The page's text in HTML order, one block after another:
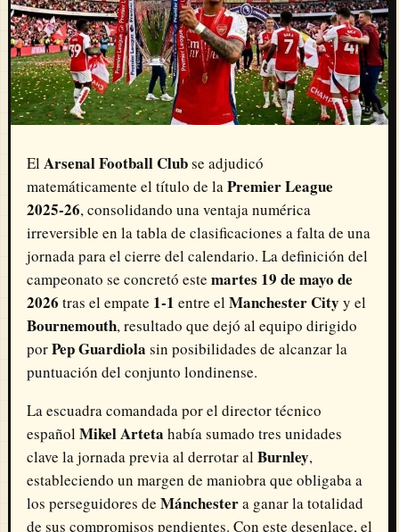
El Arsenal Football Clubse adjudicó
matemáticamente el título de laPremier League
2025-26, consolidando una ventaja numérica
irreversible en la tabla de clasificaciones a falta de una
jornada para el cierre del calendario. La definición del
campeonato se concretó este martes 19 de mayo de
2026 tras el empate 1-1 entre el Manchester City y el
Bournemouth, resultado que dejó al equipo dirigido
porPep Guardiola sin posibilidades de alcanzar la
puntuación del conjunto londinense.
La escuadra comandada por el director técnico
español Mikel Arteta había sumado tres unidades
clave la jornada previa al derrotar al Burnley,
estableciendo un margen de maniobra que obligaba a
los perseguidores de Mánchestera ganar la totalidad
de sus compromisos pendientes. Con este desenlace, el